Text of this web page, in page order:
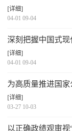
[详细]
04-01 09-04
深刻把握中国式现
特征
[详细]
04-01 09-04
为高质量推进国
[详细]
03-27 10-03
以正确政绩观审视